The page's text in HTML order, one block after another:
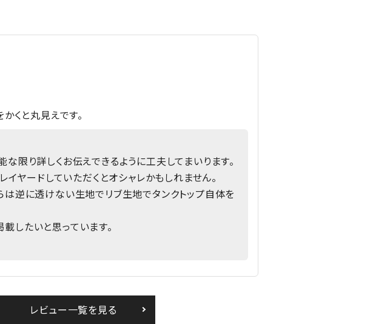
くと丸見えです。
限り詳しくお伝えできるように工夫してまいります。
ヤードしていただくとオシャレかもしれません。
逆に透けない生地でリブ生地でタンクトップ自体を
したいと思っています。
レビュー一覧を見る